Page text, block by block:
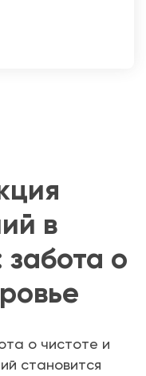
в
забота о
о чистоте и
становится